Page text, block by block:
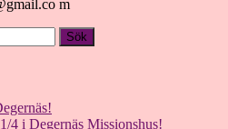
m
4 i Degernäs Missionshus!